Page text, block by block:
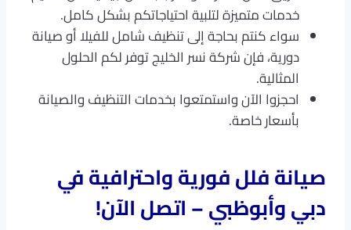
خدمات متميزة لتلبية احتياجاتكم بشكل كامل.
سواء كنتم بحاجة إلى تنظيف شامل للفيلا أو صيانة
دورية، فإن شركة نسر الخليج توفر لكم الحلول
المثالية.
احجزوا الآن واستمتعوا بخدمات التنظيف والصيانة
بأسعار خاصة.
صيانة فلل فورية واحترافيةفي
دبي وأبوظبي – اتصل الآن!